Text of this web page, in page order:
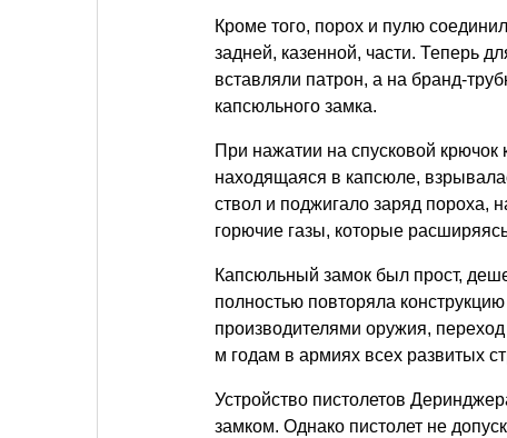
Кроме того, порох и пулю
задней, казенной, части. Теперь
вставляли патрон, а на бранд-
капсюльного замка.
При нажатии на спусковой крючок
находящаяся в капсюле,
ствол и поджигало заряд пороха,
горючие газы, которые
Капсюльный замок был прост,
полностью повторяла
производителями оружия,
м годам в армиях всех развитых
Устройство пистолетов
замком. Однако пистолет не